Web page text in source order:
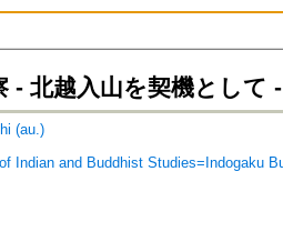
- 北越入山を契機として -
(au.)
Indian and Buddhist Studies=Indogaku